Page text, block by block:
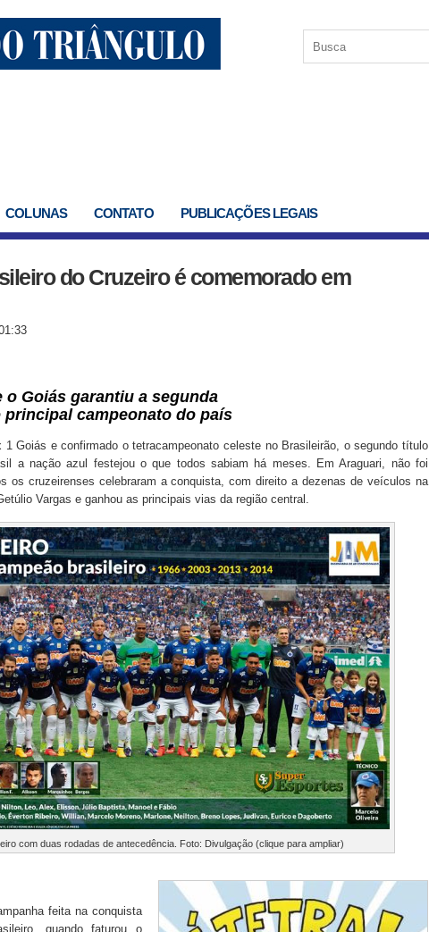
COLUNAS CONTATO PUBLICAÇÕES LEGAIS
do Cruzeiro é comemorado em
Goiás garantiu a segunda
campeonato do país
1 Goiás e confirmado o tetracampeonato celeste no Brasileirão, o segundo título
a nação azul festejou o que todos sabiam há meses. Em Araguari, não foi
os cruzeirenses celebraram a conquista, com direito a dezenas de veículos na
Vargas e ganhou as principais vias da região central.
com duas rodadas de antecedência. Foto: Divulgação (clique para ampliar)
feita na conquista
quando faturou o